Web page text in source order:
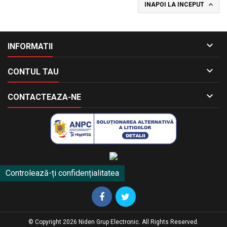
INAPOI LA INCEPUT 
INFORMATII 
CONTUL TAU 
CONTACTEAZA-NE 
Controlează-ți confidențialitatea
© Copyright 2026 Niden Grup Electronic. All Rights Reserved.